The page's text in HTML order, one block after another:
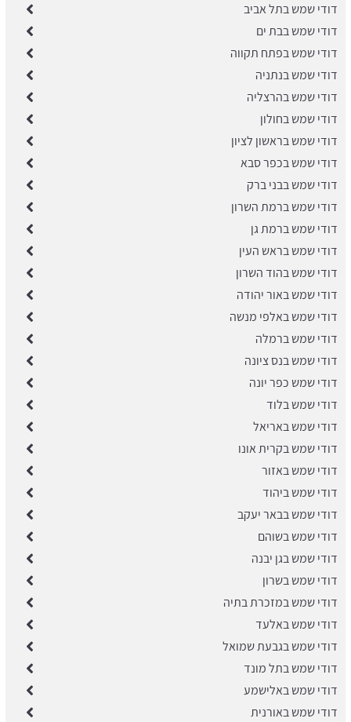
דודי שמש בתל אביב
דודי שמש בבת ים
דודי שמש בפתח תקווה
דודי שמש בנתניה
דודי שמש בהרצליה
דודי שמש בחולון
דודי שמש בראשון לציון
דודי שמש בכפר סבא
דודי שמש בבני ברק
​דודי שמש ברמת השרון
דודי שמש ברמת גן
דודי שמש בראש העין
דודי שמש בהוד השרון
דודי שמש באור יהודה
דודי שמש באלפי מנשה
​דודי שמש ברמלה
דודי שמש בנס ציונה
​דודי שמש כפר יונה
דודי שמש בלוד
דודי שמש באריאל
דודי שמש בקרית אונו
דודי שמש באזור
דודי שמש ביהוד
דודי שמש בבאר יעקב
דודי שמש בשוהם
דודי שמש בגן יבנה
דודי שמש בשרון
דודי שמש במזכרת בתיה
דודי שמש באלעד
דודי שמש בגבעת שמואל
דודי שמש בתל מונד
דודי שמש באלישמע
דודי שמש באורנית